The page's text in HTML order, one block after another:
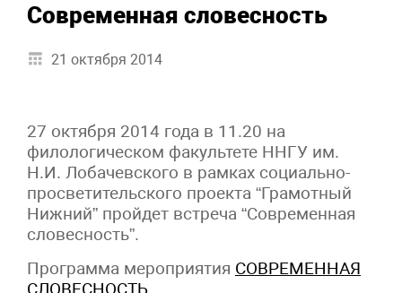
Современная словесность
21 октября 2014
27 октября 2014 года в 11.20 на
филологическом факультете ННГУ им.
Н.И. Лобачевского в рамках социально-
просветительского проекта “Грамотный
Нижний” пройдет встреча “Современная
словесность”.
Программа мероприятия СОВРЕМЕННАЯ
СЛОВЕСНОСТЬ